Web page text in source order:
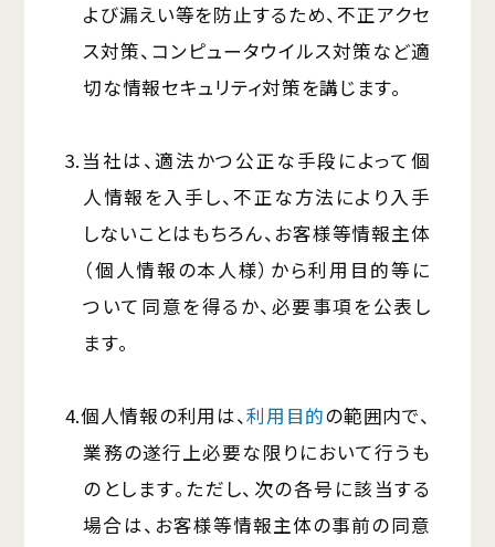
よび漏えい等を防止するため、不正アクセ
ス対策、コンピュータウイルス対策など適
切な情報セキュリティ対策を講じます。
3.当社は、適法かつ公正な手段によって個
人情報を入手し、不正な方法により入手
しないことはもちろん、お客様等情報主体
（個人情報の本人様）から利用目的等に
ついて同意を得るか、必要事項を公表し
ます。
4.個人情報の利用は、利用目的の範囲内で、
業務の遂行上必要な限りにおいて行うも
のとします。ただし、次の各号に該当する
場合は、お客様等情報主体の事前の同意